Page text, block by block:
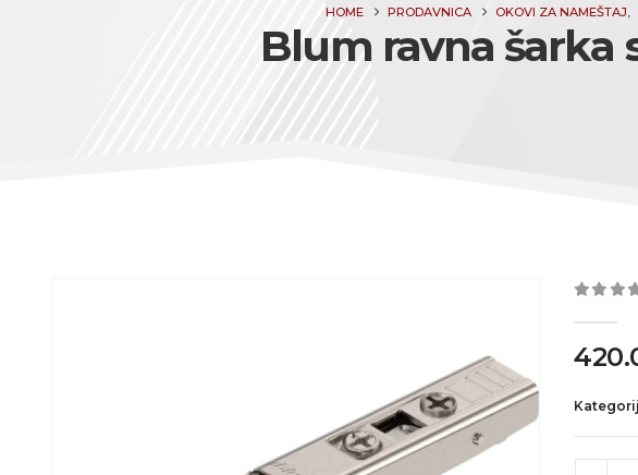
HOME PRODAVNICA OKOVI ZA NAMEŠTAJ,
Blum ravna šarka